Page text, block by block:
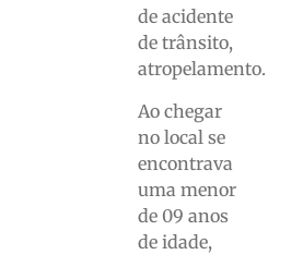
de acidente
de trânsito,
atropelamento.
Ao chegar
no local se
encontrava
uma menor
de 09 anos
de idade,